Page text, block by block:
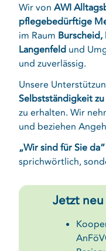
Wir von AWI
pflegebedürftige
im Raum Burscheid,
Langenfeld und
und zuverlässig.
Unsere
Selbstständigkeit
zu erhalten. Wir
und beziehen
„Wir sind für Sie da“
sprichwörtlich,
Jetzt